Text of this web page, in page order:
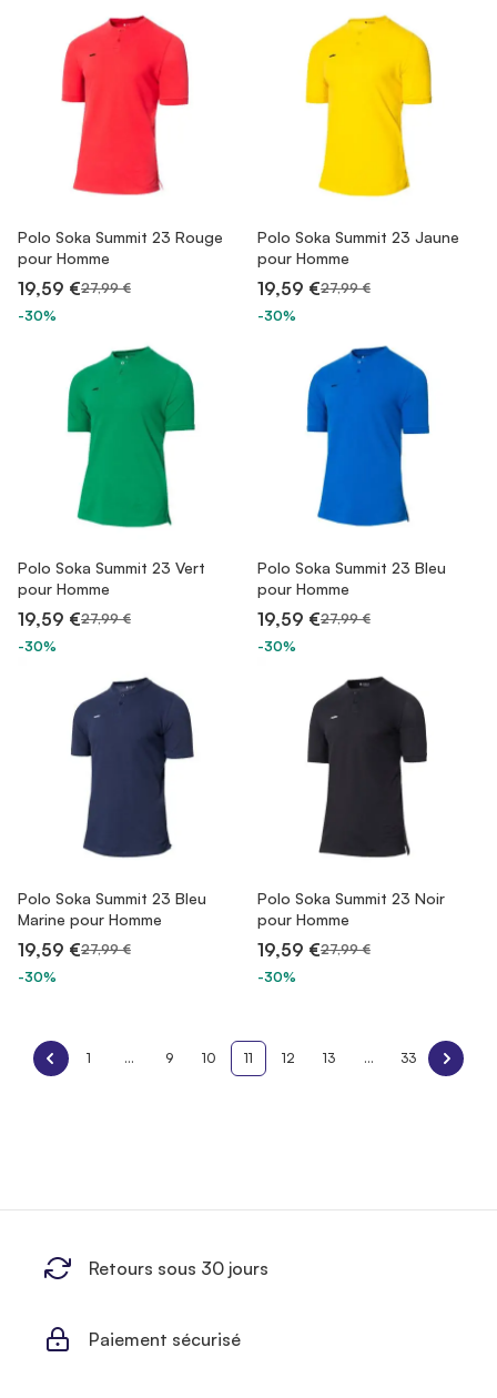
Polo Soka Summit 23 Rouge
pour Homme
19,59 €27,99 €
-30%
Polo Soka Summit 23 Jaune
pour Homme
19,59 €27,99 €
-30%
Polo Soka Summit 23 Vert
pour Homme
19,59 €27,99 €
-30%
Polo Soka Summit 23 Bleu
pour Homme
19,59 €27,99 €
-30%
Polo Soka Summit 23 Bleu
Marine pour Homme
19,59 €27,99 €
-30%
Polo Soka Summit 23 Noir
pour Homme
19,59 €27,99 €
-30%
1 ... 9 10 11 12 13 ... 33
Retours sous 30 jours
Paiement sécurisé